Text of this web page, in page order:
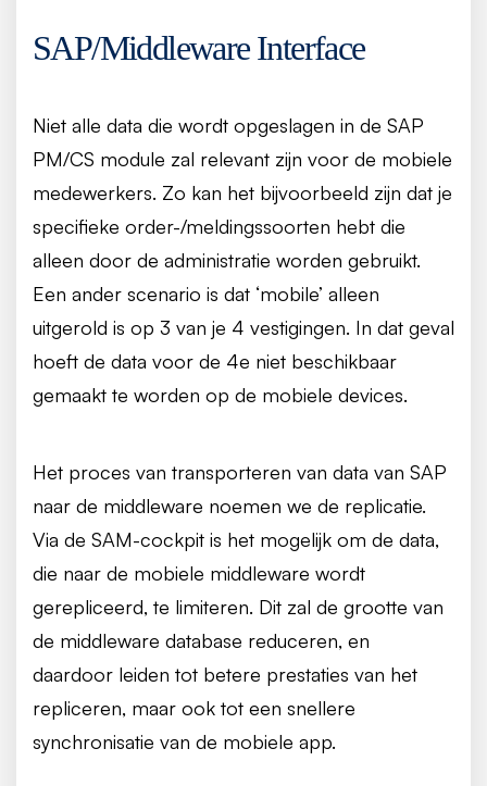
SAP/Middleware Interface
Niet alle data die wordt opgeslagen in de SAP
PM/CS module zal relevant zijn voor de mobiele
medewerkers. Zo kan het bijvoorbeeld zijn dat je
specifieke order-/meldingssoorten hebt die
alleen door de administratie worden gebruikt.
Een ander scenario is dat ‘mobile’ alleen
uitgerold is op 3 van je 4 vestigingen. In dat geval
hoeft de data voor de 4e niet beschikbaar
gemaakt te worden op de mobiele devices.
Het proces van transporteren van data van SAP
naar de middleware noemen we de replicatie.
Via de SAM-cockpit is het mogelijk om de data,
die naar de mobiele middleware wordt
gerepliceerd, te limiteren. Dit zal de grootte van
de middleware database reduceren, en
daardoor leiden tot betere prestaties van het
repliceren, maar ook tot een snellere
synchronisatie van de mobiele app.